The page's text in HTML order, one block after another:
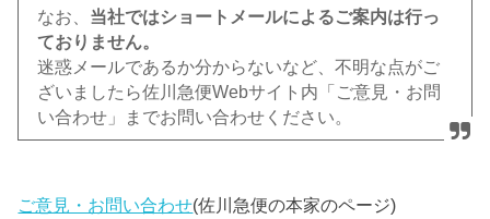
なお、 当社ではショートメールによるご案内は行っ
ておりません。
迷惑メールであるか分からないなど、不明な点がご
ざいましたら佐川急便Webサイト内「ご意見・お問
い合わせ」までお問い合わせください。
ご意見・お問い合わせ(佐川急便の本家のページ)